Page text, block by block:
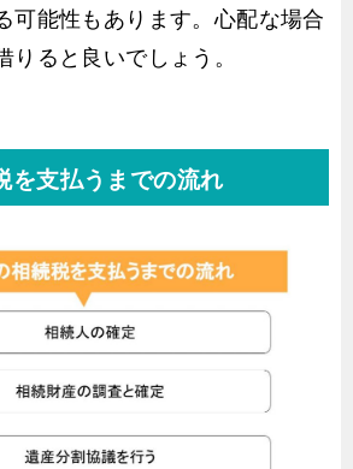
可能性もあります。心配な場合
りると良いでしょう。
を支払うまでの流れ